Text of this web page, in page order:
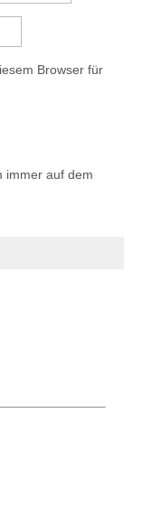
Browser für
immer auf dem